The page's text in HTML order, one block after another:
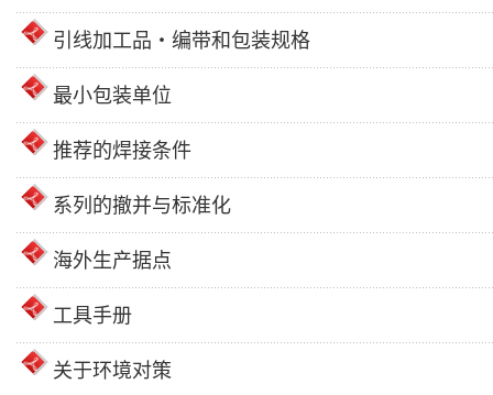
引线加工品・编带和包装规格
最小包装单位
推荐的焊接条件
系列的撤并与标准化
海外生产据点
工具手册
关于环境对策